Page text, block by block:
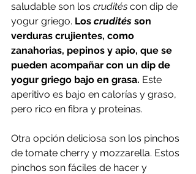
saludable son los crudités con dip de
yogur griego. Los crudités son
verduras crujientes, como
zanahorias, pepinos y apio, que se
pueden acompañar con un dip de
yogur griego bajo en grasa. Este
aperitivo es bajo en calorías y graso,
pero rico en fibra y proteínas.
Otra opción deliciosa son los pinchos
de tomate cherry y mozzarella. Estos
pinchos son fáciles de hacer y